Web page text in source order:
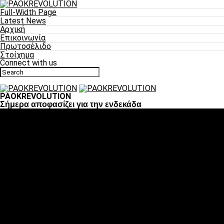
Full-Width Page
Latest News
Αρχική
Επικοινωνία
Πρωτοσέλιδο
Στοίχημα
Connect with us
PAOKREVOLUTION
Σήμερα αποφασίζει για την ενδεκάδα